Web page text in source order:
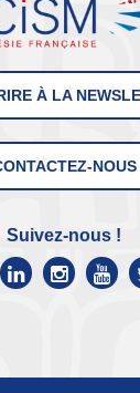
À LA
NOUS
Suivez-nous !